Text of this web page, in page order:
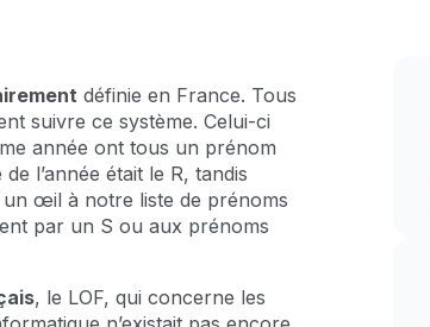
définie en France. Tous
suivre ce système. Celui-ci
année ont tous un prénom
l’année était le R, tandis
un œil à notre liste de prénoms
par un S ou aux prénoms
, le LOF, qui concerne les